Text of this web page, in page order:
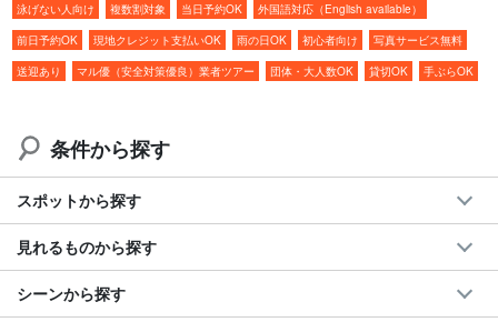
おすすめポイント
◆マル優（安全対策優良）業者
◆写真データ無料付き
◆宮古島内全域の 無料送迎サービス付き
◆ツアー参加者特典ページプレゼント
◆水難救助員の資格を持ったガイドがサポート
◆累計参加人数30万人突破！
泳げない人向け 複数割対象 当日予約OK
外国語対応（English available）
前日予約OK
現地クレジット支払いOK 雨の日OK 初心者向け
写真サービス無料
送迎あり
マル優（安全対策優良）業者ツアー 団体・大人数OK 貸切OK 手ぶらOK
条件から探す
スポットから探す
見れるものから探す
シーンから探す